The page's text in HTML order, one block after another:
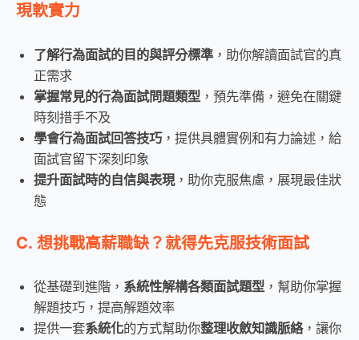
現軟實力
了解行為面試的目的與評分標準，助你解讀面試官的真
正需求
掌握常見的行為面試問題類型 ，預先準備，避免在關鍵
時刻措手不及
學會行為面試回答技巧，提供具體實例和有力論述，給
面試官留下深刻印象
提升面試時的自信與表現，助你克服焦慮，展現最佳狀
態
C. 想挑戰高薪職缺？就得先克服技術面試
從基礎到進階， 系統性解構各類面試題型 ，幫助你掌握
解題技巧，提高解題效率
提供一套系統化的方式幫助你整理收斂知識脈絡，讓你